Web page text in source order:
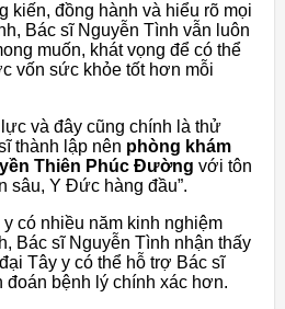
kiến, đồng hành và hiểu rõ mọi
Bác sĩ Nguyễn Tình vẫn luôn
muốn, khát vọng để có thể
vốn sức khỏe tốt hơn mỗi
và đây cũng chính là thử
thành lập nên phòng khám
Thiên Phúc Đường với tôn
sâu, Y Đức hàng đầu”.
có nhiều năm kinh nghiệm
Bác sĩ Nguyễn Tình nhận thấy
Tây y có thể hỗ trợ Bác sĩ
bệnh lý chính xác hơn.